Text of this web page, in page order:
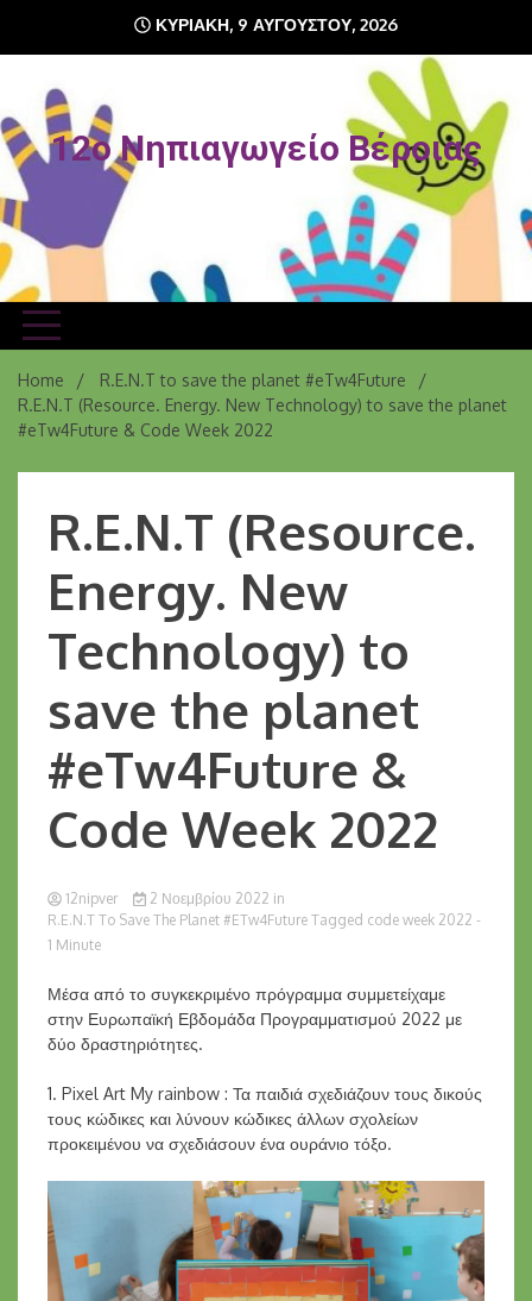
content
ΚΥΡΙΑΚΉ, 9 ΑΥΓΟΎΣΤΟΥ, 2026
12o Νηπιαγωγείο Βέροιας
Home
R.E.N.T to save the planet #eTw4Future
R.E.N.T (Resource. Energy. New Technology) to save the planet
#eTw4Future & Code Week 2022
R.E.N.T (Resource.
Energy. New
Technology) to
save the planet
#eTw4Future &
Code Week 2022
12nipver 2 Νοεμβρίου 2022 in
R.E.N.T To Save The Planet #eTw4Future Tagged code week 2022 -
1 Minute
Μέσα από το συγκεκριμένο πρόγραμμα συμμετείχαμε
στην Ευρωπαϊκή Εβδομάδα Προγραμματισμού 2022 με
δύο δραστηριότητες.
1. Pixel Art My rainbow : Τα παιδιά σχεδιάζουν τους δικούς
τους κώδικες και λύνουν κώδικες άλλων σχολείων
προκειμένου να σχεδιάσουν ένα ουράνιο τόξο.